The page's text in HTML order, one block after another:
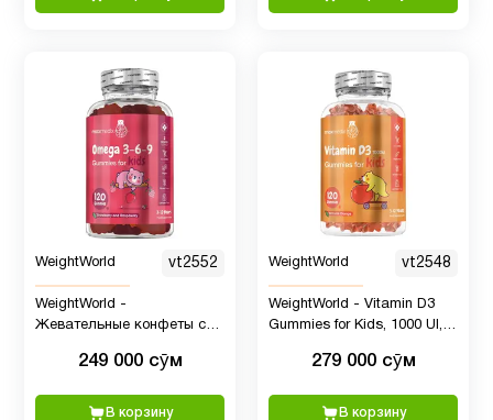
WeightWorld vt2552
WeightWorld -
Жевательные конфеты с
249 000 сӯм
В корзину
WeightWorld vt2548
WeightWorld - Vitamin D3
Gummies for Kids, 1000 UI,
279 000 сӯм
В корзину